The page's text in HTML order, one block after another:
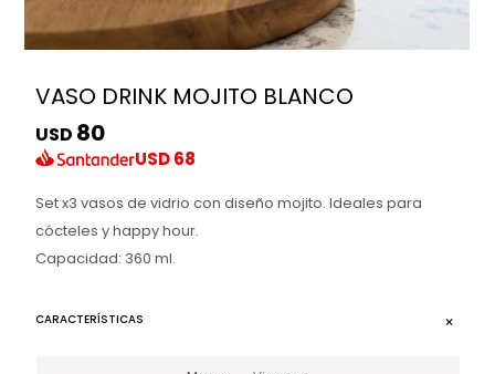
VASO DRINK MOJITO BLANCO
USD 80
USD68
Set x3 vasos de vidrio con diseño mojito. Ideales para
cócteles y happy hour.
Capacidad: 360 ml.
CARACTERÍSTICAS